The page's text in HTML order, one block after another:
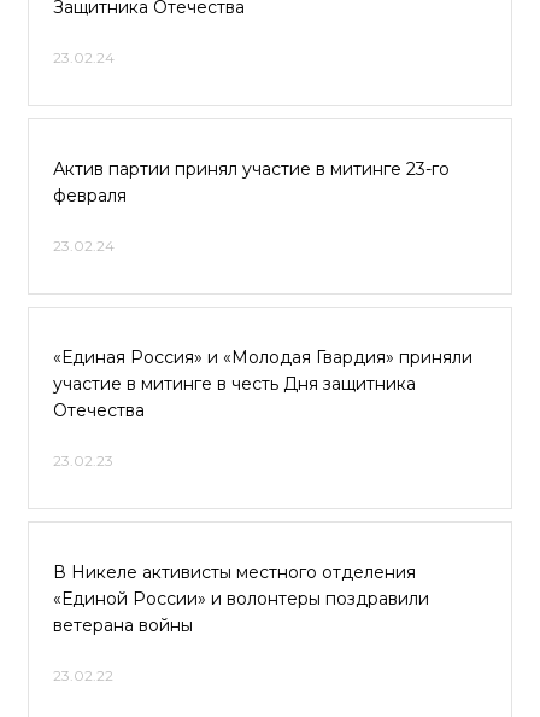
Защитника Отечества
23.02.24
Актив партии принял участие в митинге 23-го
февраля
23.02.24
«Единая Россия» и «Молодая Гвардия» приняли
участие в митинге в честь Дня защитника
Отечества
23.02.23
В Никеле активисты местного отделения
«Единой России» и волонтеры поздравили
ветерана войны
23.02.22